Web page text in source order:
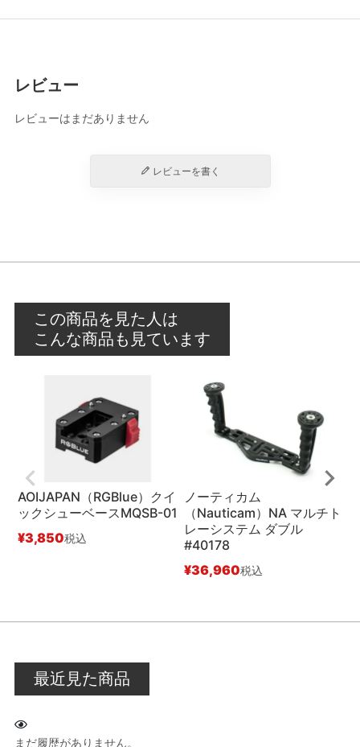
レビュー
レビューはまだありません
レビューを書く
この商品を見た人は
こんな商品も見ています
AOIJAPAN（RGBlue）クイ
ックシューベースMQSB-01
¥3,850税込
ノーティカム
（Nauticam）NA マルチト
レーシステム ダブル
#40178
¥36,960税込
最近見た商品
まだ履歴がありません。